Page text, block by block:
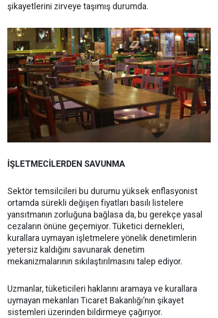
şikayetlerini zirveye taşımış durumda.
İŞLETMECİLERDEN SAVUNMA
Sektör temsilcileri bu durumu yüksek enflasyonist
ortamda sürekli değişen fiyatları basılı listelere
yansıtmanın zorluğuna bağlasa da, bu gerekçe yasal
cezaların önüne geçemiyor. Tüketici dernekleri,
kurallara uymayan işletmelere yönelik denetimlerin
yetersiz kaldığını savunarak denetim
mekanizmalarının sıkılaştırılmasını talep ediyor.
Uzmanlar, tüketicileri haklarını aramaya ve kurallara
uymayan mekanları Ticaret Bakanlığı’nın şikayet
sistemleri üzerinden bildirmeye çağırıyor.